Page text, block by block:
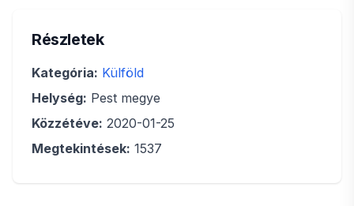
Részletek
Kategória: Külföld
Helység: Pest megye
Közzétéve: 2020-01-25
Megtekintések: 1537